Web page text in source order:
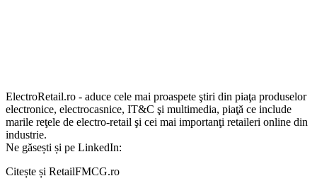
ElectroRetail.ro - aduce cele mai proaspete ştiri din piaţa produselor
electronice, electrocasnice, IT&C şi multimedia, piaţă ce include
marile reţele de electro-retail şi cei mai importanţi retaileri online din
industrie.
Ne găsești și pe LinkedIn:
Citește și RetailFMCG.ro